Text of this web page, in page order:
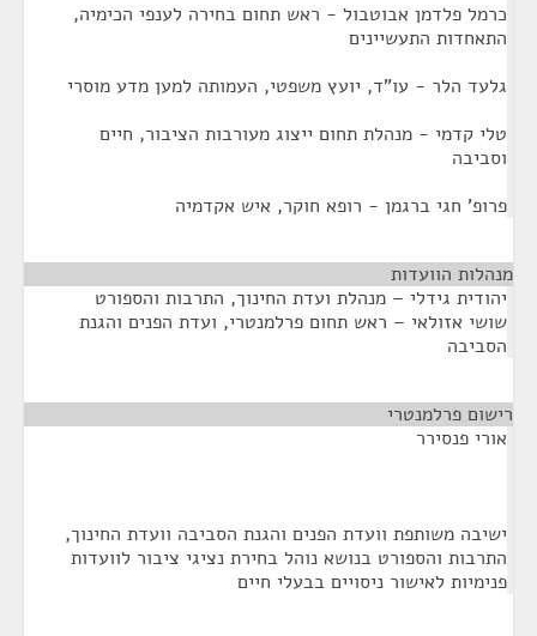
כרמל פלדמן אבוטבול - ראש תחום בחירה לענפי הכימיה,
התאחדות התעשיינים
גלעד הלר - עו"ד, יועץ משפטי, העמותה למען מדע מוסרי
טלי קדמי - מנהלת תחום ייצוג מעורבות הציבור, חיים
וסביבה
פרופ' חגי ברגמן - רופא חוקר, איש אקדמיה
מנהלות הוועדות
יהודית גידלי – מנהלת ועדת החינוך, התרבות והספורט
שושי אזולאי – ראש תחום פרלמנטרי, ועדת הפנים והגנת
הסביבה
רישום פרלמנטרי
אורי פנסירר
ישיבה משותפת וועדת הפנים והגנת הסביבה וועדת החינוך,
התרבות והספורט בנושא נוהל בחירת נציגי ציבור לוועדות
פנימיות לאישור ניסויים בבעלי חיים